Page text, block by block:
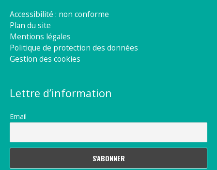
Accessibilité : non conforme
Plan du site
Mentions légales
Politique de protection des données
Gestion des cookies
Lettre d’information
Email